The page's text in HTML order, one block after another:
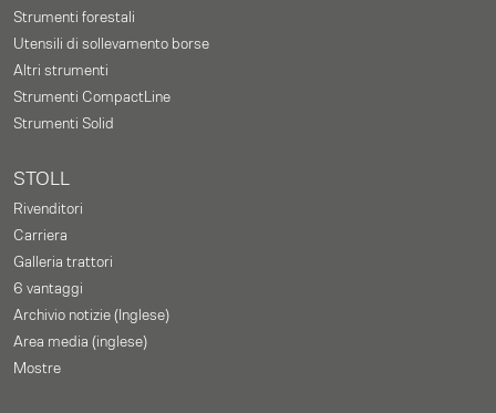
Strumenti forestali
Utensili di sollevamento borse
Altri strumenti
Strumenti CompactLine
Strumenti Solid
STOLL
Rivenditori
Carriera
Galleria trattori
6 vantaggi
Archivio notizie (Inglese)
Area media (inglese)
Mostre